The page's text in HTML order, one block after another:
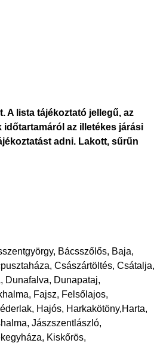
A lista tájékoztató jellegű, az
az illetékes járási
adni. Lakott, sűrűn
Bácsszőlős, Baja,
Császártöltés, Csátalja,
Dunafalva, Dunapataj,
Fajsz, Felsőlajos,
Hajós, Harkakötöny,Harta,
Jászszentlászló,
Kiskőrös,